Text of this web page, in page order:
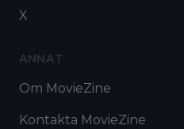
X
ANNAT
Om MovieZine
Kontakta MovieZine